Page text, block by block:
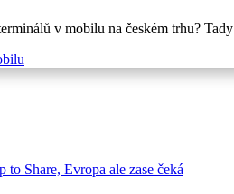
v mobilu na českém trhu?